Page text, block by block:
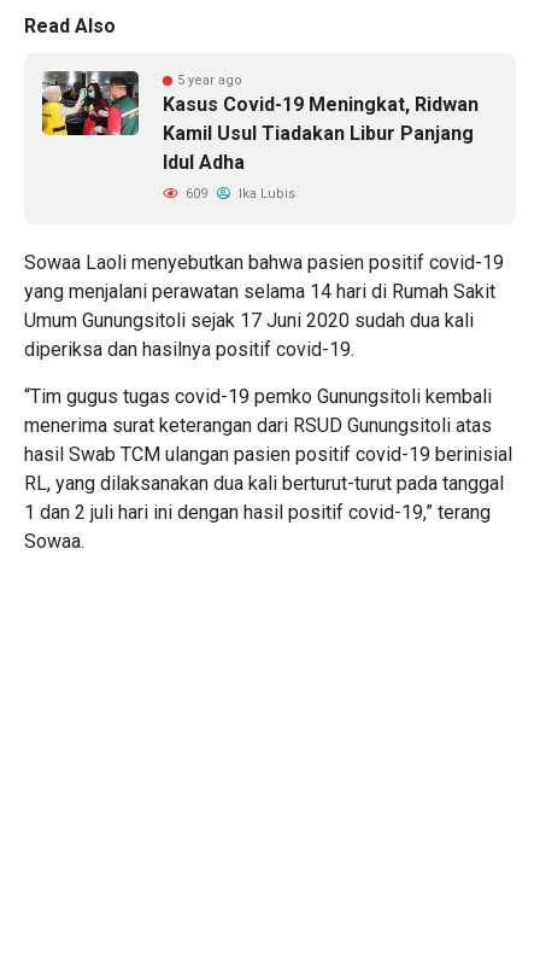
Read Also
5 year ago
Kasus Covid-19 Meningkat, Ridwan
Kamil Usul Tiadakan Libur Panjang
Idul Adha
609 Ika Lubis
Sowaa Laoli menyebutkan bahwa pasien positif covid-19
yang menjalani perawatan selama 14 hari di Rumah Sakit
Umum Gunungsitoli sejak 17 Juni 2020 sudah dua kali
diperiksa dan hasilnya positif covid-19.
“Tim gugus tugas covid-19 pemko Gunungsitoli kembali
menerima surat keterangan dari RSUD Gunungsitoli atas
hasil Swab TCM ulangan pasien positif covid-19 berinisial
RL, yang dilaksanakan dua kali berturut-turut pada tanggal
1 dan 2 juli hari ini dengan hasil positif covid-19,” terang
Sowaa.